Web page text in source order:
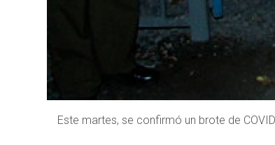
Este martes, se confirmó un brote de